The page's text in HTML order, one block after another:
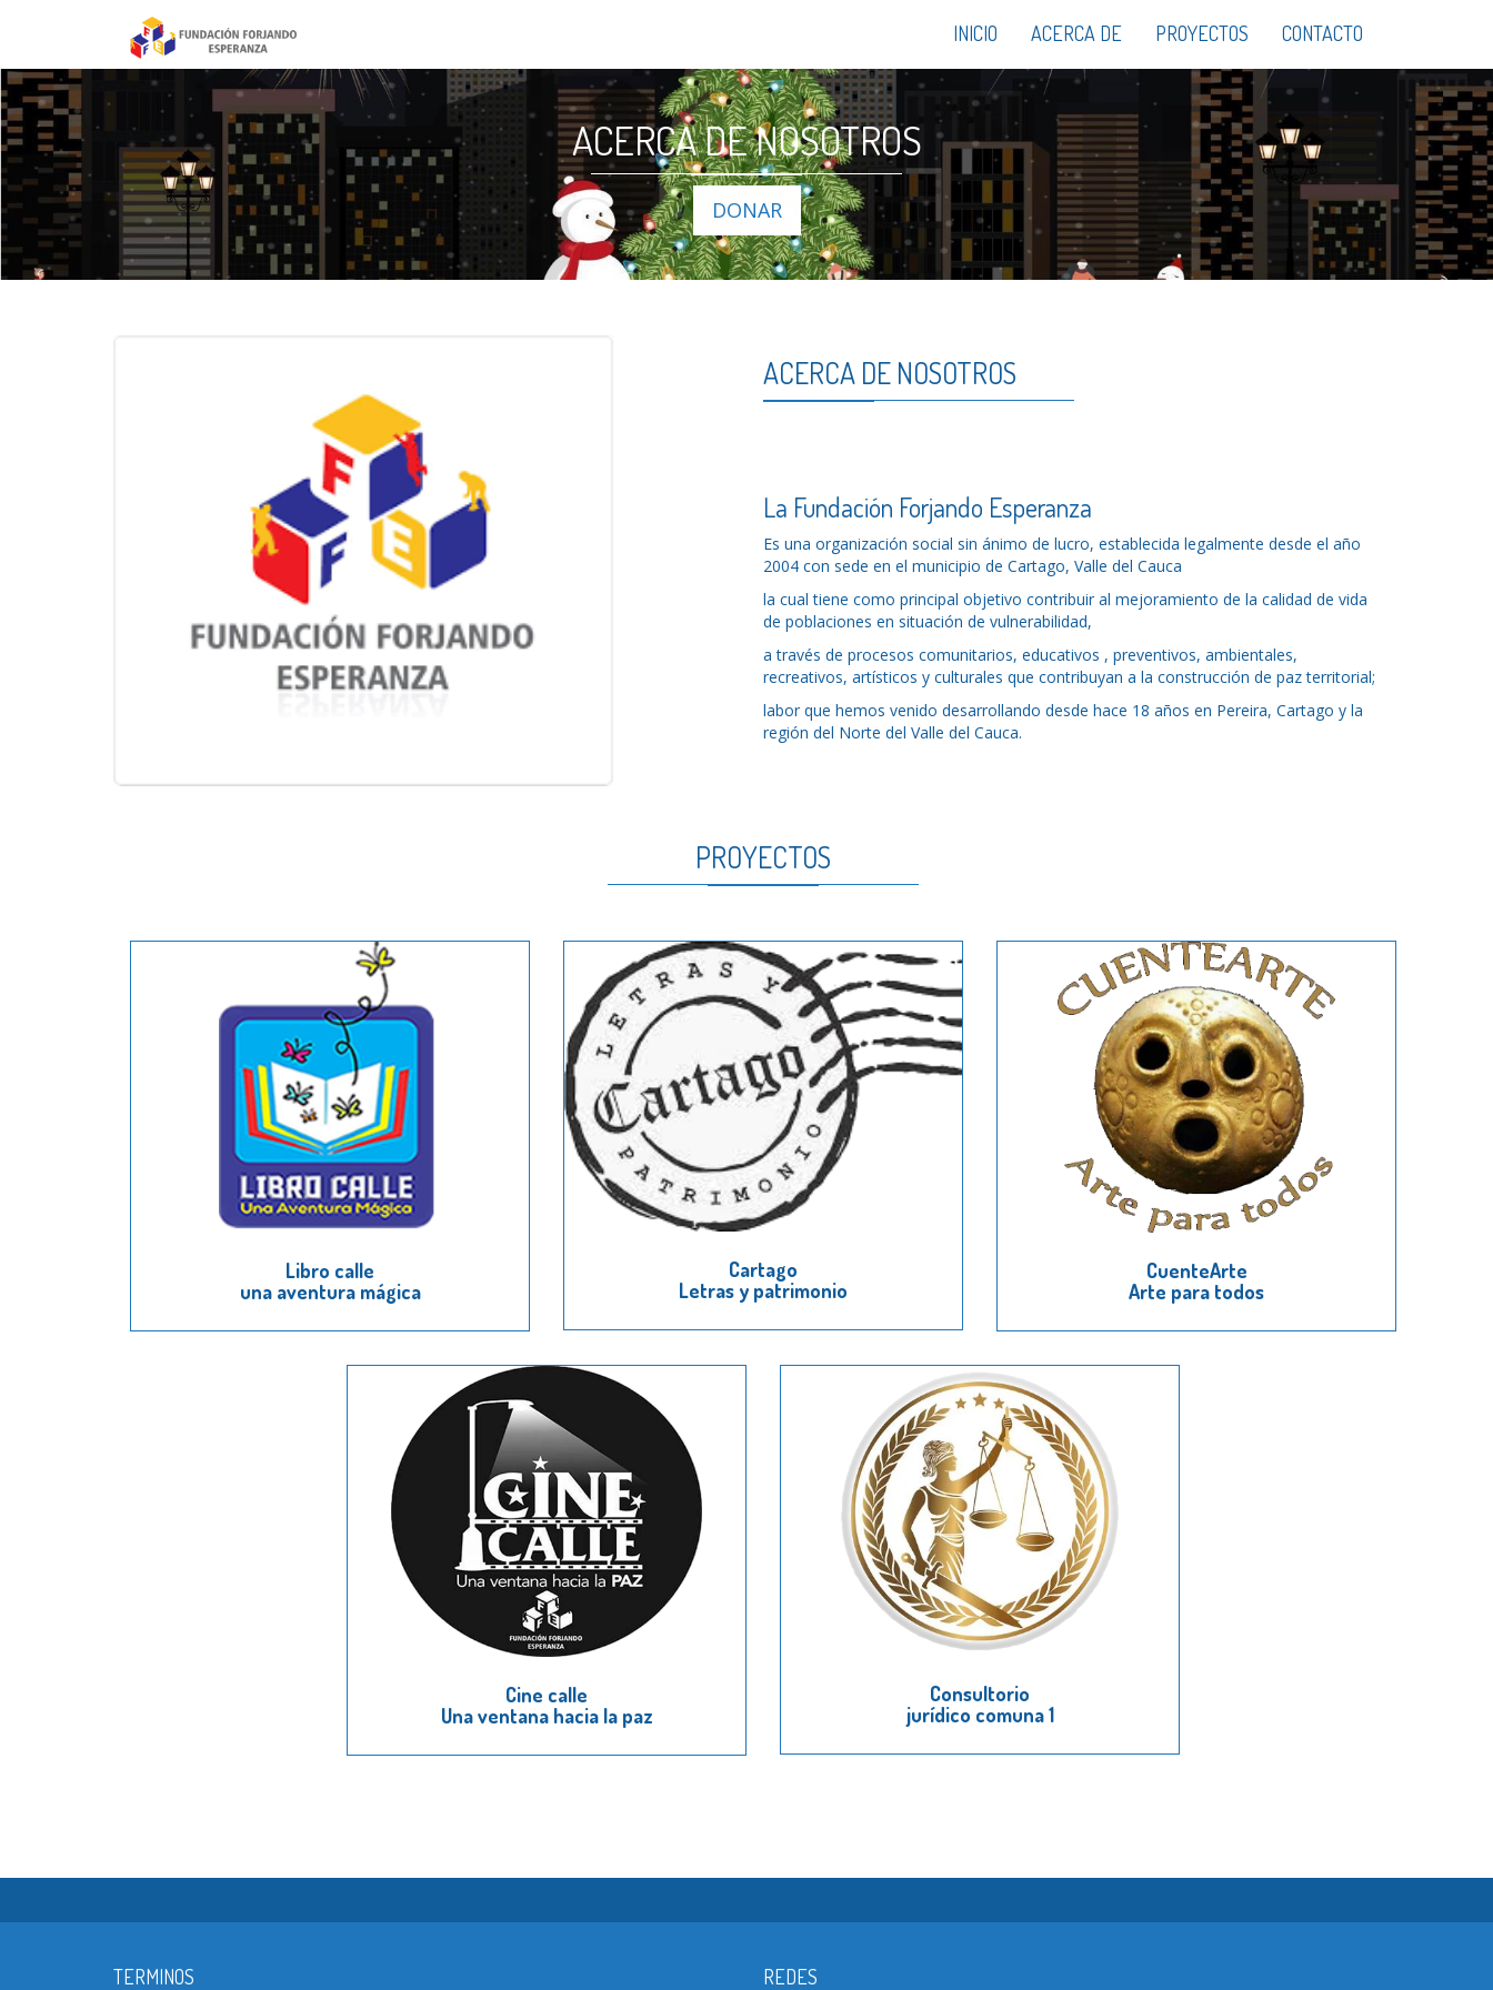
INICIO ACERCA DE PROYECTOS CONTACTO
ACERCA DE NOSOTROS
DONAR
ACERCA DE NOSOTROS
La Fundación Forjando Esperanza
Es una organización social sin ánimo de lucro, establecida legalmente desde el año
2004 con sede en el municipio de Cartago, Valle del Cauca
la cual tiene como principal objetivo contribuir al mejoramiento de la calidad de vida
de poblaciones en situación de vulnerabilidad,
a través de procesos comunitarios, educativos , preventivos, ambientales,
recreativos, artísticos y culturales que contribuyan a la construcción de paz territorial;
labor que hemos venido desarrollando desde hace 18 años en Pereira, Cartago y la
región del Norte del Valle del Cauca.
PROYECTOS
Libro calle
una aventura mágica
Cartago
Letras y patrimonio
CuenteArte
Arte para todos
Cine calle
Una ventana hacia la paz
Consultorio
jurídico comuna 1
TERMINOS REDES